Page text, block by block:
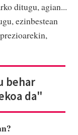
ditugu, agian...
ezinbestean
behar
da"